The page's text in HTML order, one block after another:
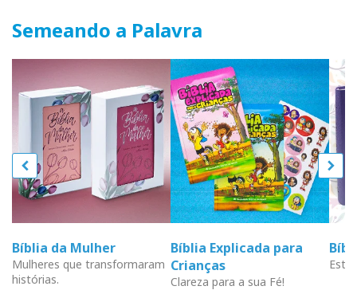
Semeando a Palavra
Bíblia da Mulher
Mulheres que transformaram
histórias.
Bíblia Explicada para
Crianças
Clareza para a sua Fé!